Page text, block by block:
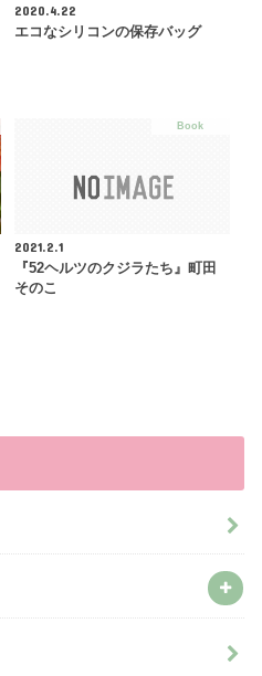
2020.4.22
エコなシリコンの保存バッグ
Book
2021.2.1
『52ヘルツのクジラたち』町田
そのこ